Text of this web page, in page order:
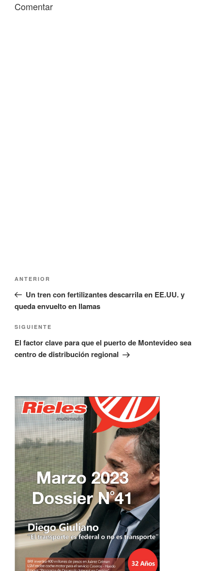
Comentar
entradas
Entrada
anterior:
ANTERIOR
Un tren con fertilizantes descarrila en EE.UU. y
queda envuelto en llamas
Siguiente
entrada
SIGUIENTE
El factor clave para que el puerto de Montevideo sea
centro de distribución regional